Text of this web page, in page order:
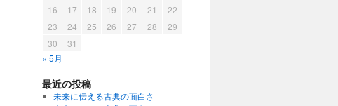
« 5月
16
17 18 19 20 21
22
23
24 25 26 27 28
29
30
31
最近の投稿
未来に伝える古典の面白さ